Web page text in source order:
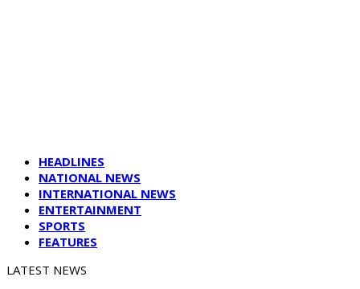
HEADLINES
NATIONAL NEWS
INTERNATIONAL NEWS
ENTERTAINMENT
SPORTS
FEATURES
LATEST NEWS